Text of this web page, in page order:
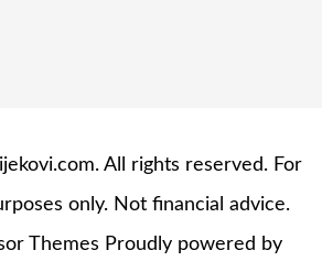
All rights reserved. For
only. Not financial advice.
Themes Proudly powered by